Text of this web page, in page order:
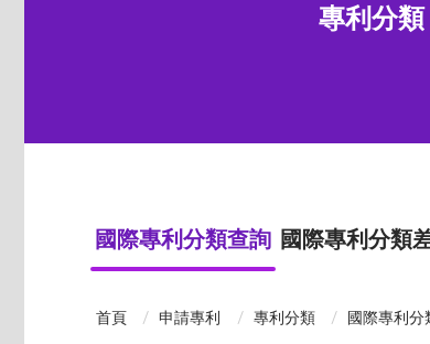
專利分類
國際專利分類查詢 國際專利分類
首頁 申請專利 專利分類 國際專利分